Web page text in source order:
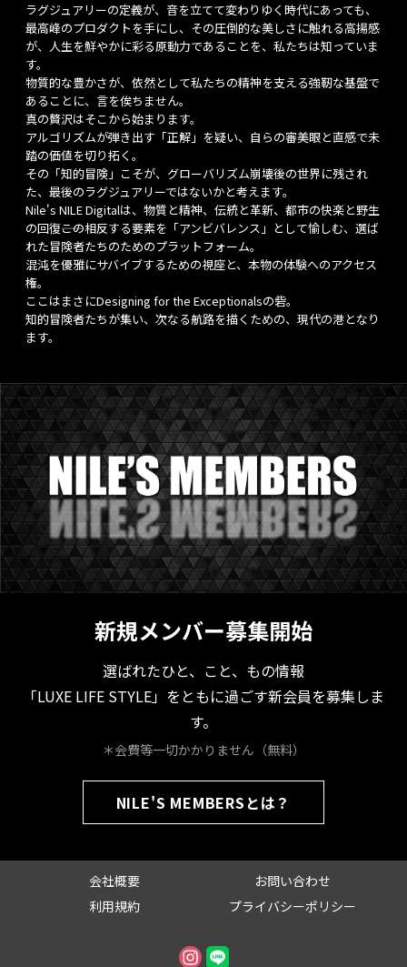
ラグジュアリーの定義が、音を立てて変わりゆく時代にあっても、
最高峰のプロダクトを手にし、その圧倒的な美しさに触れる高揚感
が、人生を鮮やかに彩る原動力であることを、私たちは知っていま
す。
物質的な豊かさが、依然として私たちの精神を支える強靭な基盤で
あることに、言を俟ちません。
真の贅沢はそこから始まります。
アルゴリズムが弾き出す「正解」を疑い、自らの審美眼と直感で未
踏の価値を切り拓く。
その「知的冒険」こそが、グローバリズム崩壊後の世界に残され
た、最後のラグジュアリーではないかと考えます。
Nile's NILE Digitalは、物質と精神、伝統と革新、都市の快楽と野生
の回復――この相反する要素を「アンビバレンス」として愉しむ、選ば
れた冒険者たちのためのプラットフォーム。
混沌を優雅にサバイブするための視座と、本物の体験へのアクセス
権。
ここはまさにDesigning for the Exceptionalsの砦。
知的冒険者たちが集い、次なる航路を描くための、現代の港となり
ます。
新規メンバー募集開始
選ばれたひと、こと、もの情報
「LUXE LIFE STYLE」をともに過ごす新会員を募集しま
す。
＊会費等一切かかりません（無料）
NILE'S MEMBERSとは？
会社概要
お問い合わせ
利用規約
プライバシーポリシー